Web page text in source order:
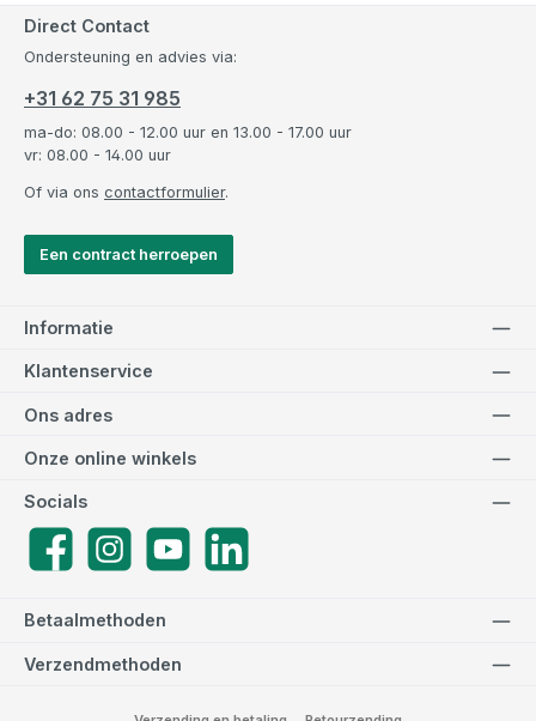
Direct Contact
Ondersteuning en advies via:
+31 62 75 31 985
ma-do: 08.00 - 12.00 uur en 13.00 - 17.00 uur
vr: 08.00 - 14.00 uur
Of via ons contactformulier.
Een contract herroepen
Informatie
Klantenservice
Betaalmethoden
Verzendmethoden
Ons adres
Socials
FacebookInstagramYouTube
Onze online winkels